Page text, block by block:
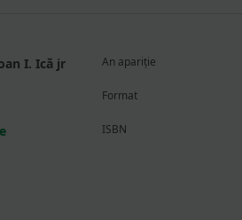
a
bolnavilor
muribunzilor
I. Ică jr An apariție
Format
ISBN